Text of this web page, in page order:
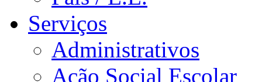
Serviços
Administrativos
Ação Social Escolar